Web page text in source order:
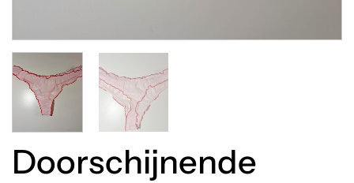
Doorschijnende